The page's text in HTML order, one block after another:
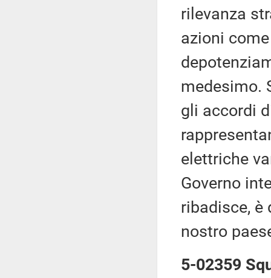
rilevanza
azioni
medesimo.
gli accordi
elettriche
Governo
ribadisce, è
nostro
5-02359